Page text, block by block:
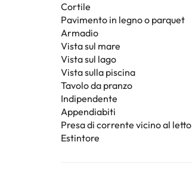
Cortile
Pavimento in legno o parquet
Armadio
Vista sul mare
Vista sul lago
Vista sulla piscina
Tavolo da pranzo
Indipendente
Appendiabiti
Presa di corrente vicino al letto
Estintore